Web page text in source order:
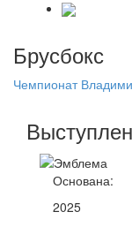
Брусбокс
Чемпионат
Основана:
2025